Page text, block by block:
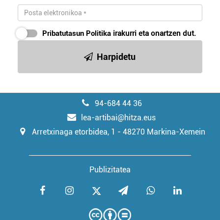
Pribatutasun Politika irakurri eta onartzen dut.
Harpidetu
94-684 44 36
lea-artibai@hitza.eus
Arretxinaga etorbidea, 1 - 48270 Markina-Xemein
Publizitatea